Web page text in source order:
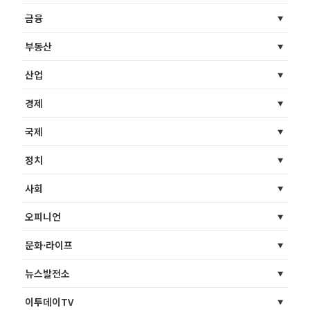
금융
부동산
산업
경제
국제
정치
사회
오피니언
문화·라이프
뉴스발전소
이투데이TV